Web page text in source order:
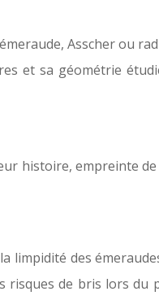
Asscher ou
et sa géométrie
histoire, empreinte
limpidité des
de bris lors du